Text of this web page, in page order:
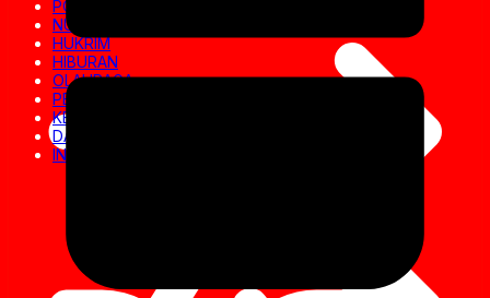
POLITIK
NUSANTARA
HUKRIM
HIBURAN
OLAHRAGA
PENDIDIKAN
KESEHATAN
DAERAH
INVESTIGASI